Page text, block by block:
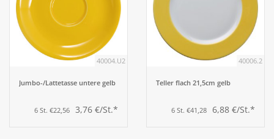
40004.U2
Jumbo-/Lattetasse untere gelb
6 St. €22,56 3,76 €/St.*
40006.2
Teller flach 21,5cm gelb
6 St. €41,28 6,88 €/St.*